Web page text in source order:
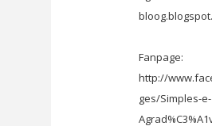
Fanpage:
http://
ges/Simples-e-